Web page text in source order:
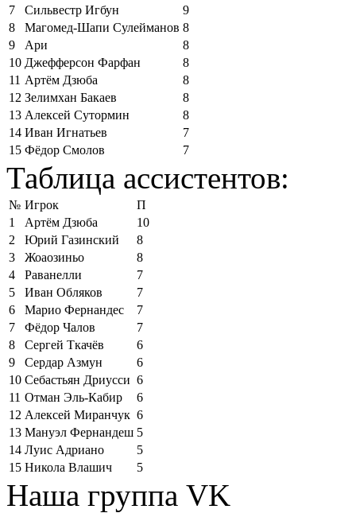
7
Сильвестр Игбун
9
8
Магомед-Шапи Сулейманов 8
9
Ари
8
10 Джефферсон Фарфан
8
11 Артём Дзюба
8
12 Зелимхан Бакаев
8
13 Алексей Сутормин
8
14 Иван Игнатьев
7
15 Фёдор Смолов 7
Таблица ассистентов:
№ Игрок
П
1
Артём Дзюба
10
2
Юрий Газинский
8
3
Жоаозиньо
8
4
Раванелли
7
5
Иван Обляков
7
6
Марио Фернандес
7
7
Фёдор Чалов
7
8
Сергей Ткачёв
6
9
Сердар Азмун
6
10 Себастьян Дриусси 6
11 Отман Эль-Кабир
6
12 Алексей Миранчук 6
13 Мануэл Фернандеш 5
14 Луис Адриано
5
15 Никола Влашич 5
Наша группа VK